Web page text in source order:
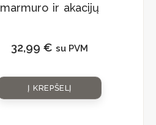
marmuro ir akacijų
32,99 € su PVM
Į KREPŠELĮ